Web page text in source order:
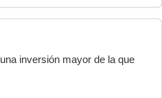
inversión mayor de la que